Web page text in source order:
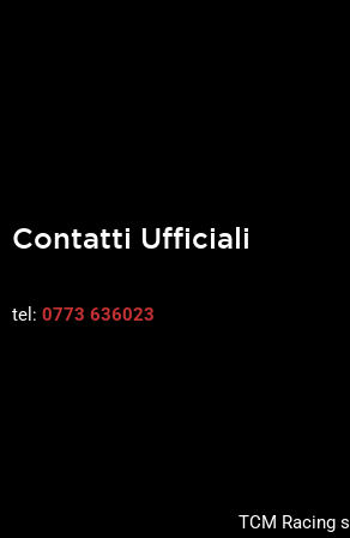
Contatti Ufficiali
tel: 0773 636023
TCM Racing